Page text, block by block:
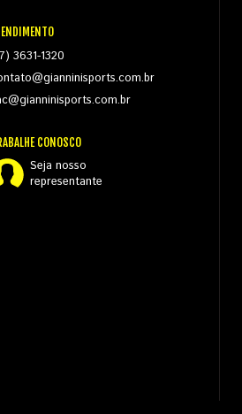
3631-1320
CONOSCO
Seja nosso
representante